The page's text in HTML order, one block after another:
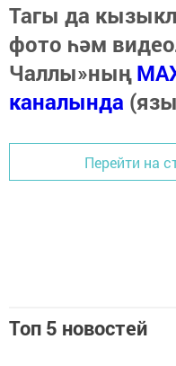
Тагы да
фото һәм
Чаллы»ның
каналында
Перейти на
Топ 5 новостей